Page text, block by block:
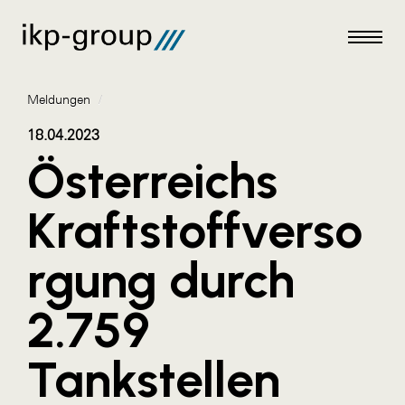
Meldungen
AKTUELLES
ALEX Krems
Amazon Web Services
Artweger
AustroCel Hallein
Meldungen /
18.04.2023
Österreichs
Kraftstoffverso
rgung durch
2.759
Tankstellen